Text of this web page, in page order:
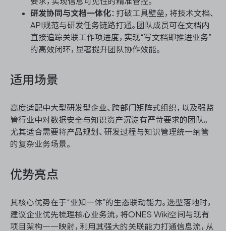
研发协同与文档一体化：打破工具壁垒，将技术文档、
API规范与研发任务链路打通。团队成员可在文档内
直接追踪关联工作项进度，实现“写文档即推进业务”
的高效闭环，显著提升团队协作效能。
适用场景
高度适配中大型研发型企业、跨部门矩阵式组织，以及强监
管行业中对数据安全与知识资产沉淀有严苛要求的团队。
尤其适合需要将产品规划、研发过程与知识管理统一纳管
的复杂业务场景。
优势亮点
其核心优势在于“业知一体”的生态联动能力。选型落地时，
建议企业优先梳理核心业务流，将ONES Wiki空间与现有
项目架构一一映射，利用其强大的关联能力打通信息流，从